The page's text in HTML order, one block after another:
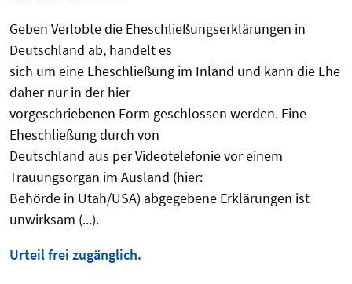
Geben Verlobte die Eheschließungserklärungen in
Deutschland ab, handelt es
sich um eine Eheschließung im Inland und kann die Ehe
daher nur in der hier
vorgeschriebenen Form geschlossen werden. Eine
Eheschließung durch von
Deutschland aus per Videotelefonie vor einem
Trauungsorgan im Ausland (hier:
Behörde in Utah/USA) abgegebene Erklärungen ist
unwirksam (...).
Urteil frei zugänglich.